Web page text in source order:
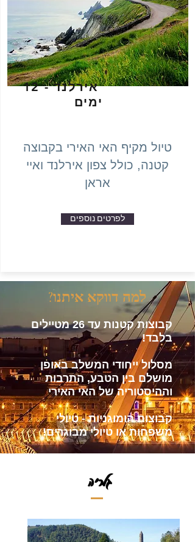
אירלנד - 12
ימים
טיול מקיף האי האירי בקבוצה
קטנה, כולל צפון אירלנד ואיי
אראן
לפרטים נוספים
?למה דווקא איתנו
קבוצות קטנות עד 26 מטיילים
בלבד!
מסלול ייחודי המשלב באופן
מושלם בין הטבע, התרבות
וההיסטוריה של האי האירי
קבוצות הומוגניות - טיולי
משפחות או טיולי מבוגרים!
גלריה